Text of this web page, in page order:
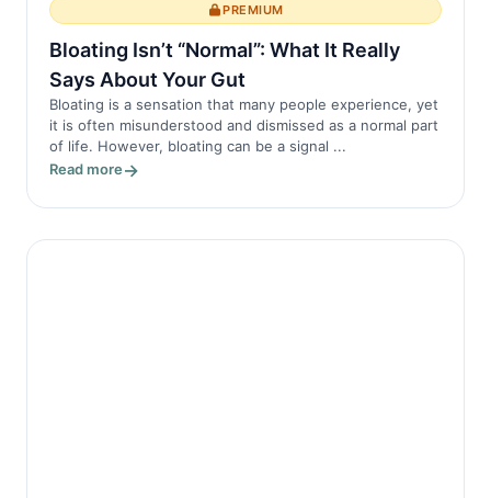
PREMIUM
Bloating Isn’t “Normal”: What It Really
Says About Your Gut
Bloating is a sensation that many people experience, yet
it is often misunderstood and dismissed as a normal part
of life. However, bloating can be a signal ...
Read more